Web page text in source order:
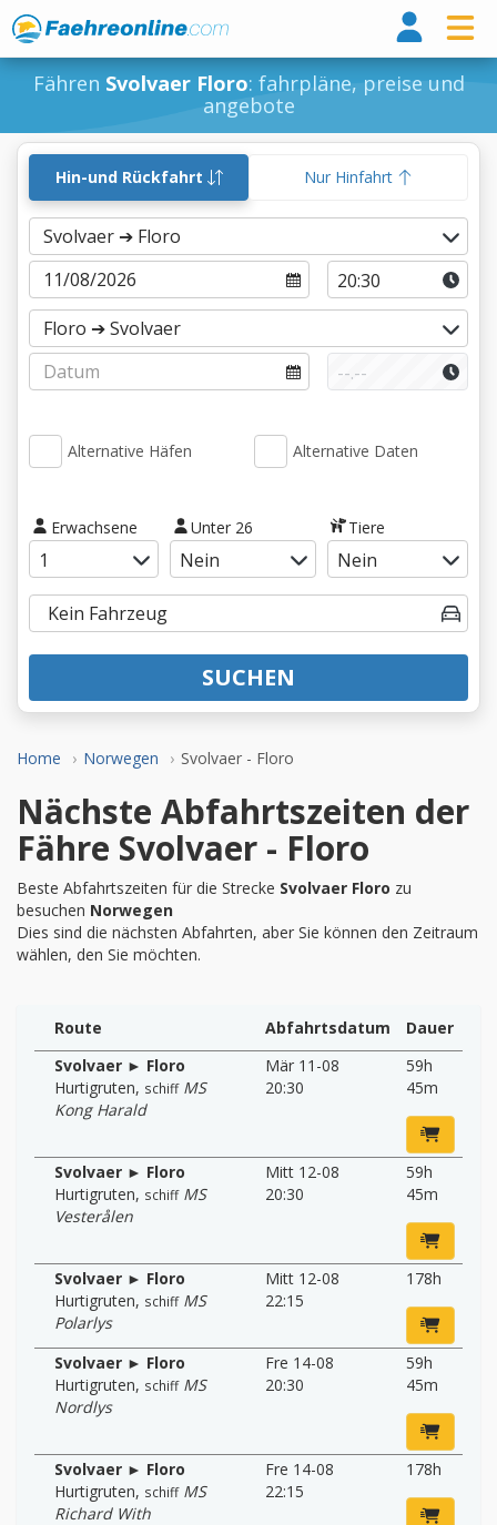
Fähren Svolvaer Floro: fahrpläne, preise und
angebote
Home Norwegen Svolvaer - Floro
Hin-und Rückfahrt Nur Hinfahrt
Alternative Häfen Alternative Daten
Erwachsene Unter 26 Tiere
SUCHEN
Nächste Abfahrtszeiten der
Fähre Svolvaer - Floro
Beste Abfahrtszeiten für die Strecke Svolvaer Floro zu
besuchen Norwegen
Dies sind die nächsten Abfahrten, aber Sie können den Zeitraum
wählen, den Sie möchten.
Route Abfahrtsdatum
Dauer
Svolvaer ► Floro
Hurtigruten, schiff MS
Kong Harald
Mär 11-08
20:30
59h
45m
Svolvaer ► Floro
Hurtigruten, schiff MS
Vesterålen
Mitt 12-08
20:30
59h
45m
Svolvaer ► Floro
Hurtigruten, schiff MS
Polarlys
Mitt 12-08
22:15
178h
Svolvaer ► Floro
Hurtigruten, schiff MS
Nordlys
Fre 14-08
20:30
59h
45m
Svolvaer ► Floro
Hurtigruten, schiff MS
Richard With
Fre 14-08
22:15
178h